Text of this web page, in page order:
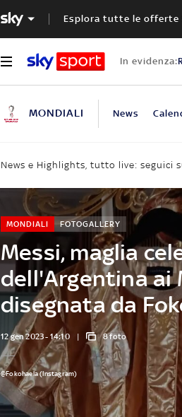
Esplora tutte le offerte
In evidenza:
MONDIALI News
News e Highlights, tutto live: seguici
Messi, maglia
dell'Argentina ai
disegnata da
MONDIALI FOTOGALLERY
12 gen 2023 - 14:10 8 foto
@Fokohaela (Instagram)